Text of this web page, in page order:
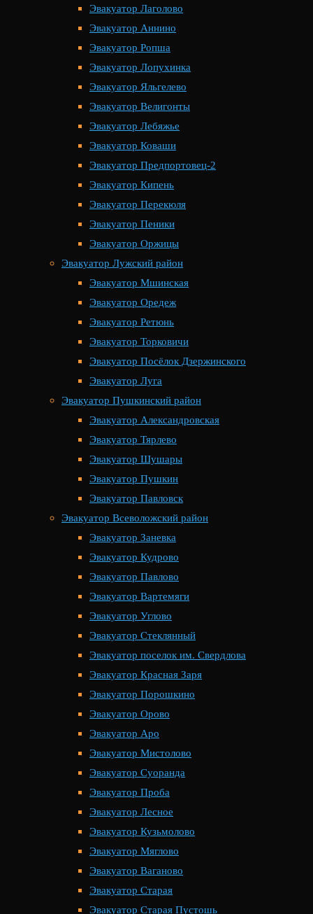
Эвакуатор Лаголово
Эвакуатор Аннино
Эвакуатор Ропша
Эвакуатор Лопухинка
Эвакуатор Яльгелево
Эвакуатор Велигонты
Эвакуатор Лебяжье
Эвакуатор Коваши
Эвакуатор Предпортовец-2
Эвакуатор Кипень
Эвакуатор Перекюля
Эвакуатор Пеники
Эвакуатор Оржицы
Эвакуатор Лужский район
Эвакуатор Мшинская
Эвакуатор Оредеж
Эвакуатор Ретюнь
Эвакуатор Торковичи
Эвакуатор Посёлок Дзержинского
Эвакуатор Луга
Эвакуатор Пушкинский район
Эвакуатор Александровская
Эвакуатор Тярлево
Эвакуатор Шушары
Эвакуатор Пушкин
Эвакуатор Павловск
Эвакуатор Всеволожский район
Эвакуатор Заневка
Эвакуатор Кудрово
Эвакуатор Павлово
Эвакуатор Вартемяги
Эвакуатор Углово
Эвакуатор Стеклянный
Эвакуатор поселок им. Свердлова
Эвакуатор Красная Заря
Эвакуатор Порошкино
Эвакуатор Орово
Эвакуатор Аро
Эвакуатор Мистолово
Эвакуатор Суоранда
Эвакуатор Проба
Эвакуатор Лесное
Эвакуатор Кузьмолово
Эвакуатор Мяглово
Эвакуатор Ваганово
Эвакуатор Старая
Эвакуатор Старая Пустошь